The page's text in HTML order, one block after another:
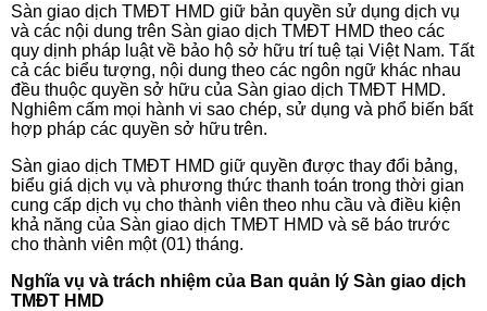
Sàn giao dịch TMĐT HMD giữ bản quyền sử dụng dịch vụ
và các nội dung trên Sàn giao dịch TMĐT HMD theo các
quy dịnh pháp luật về bảo hộ sở hữu trí tuệ tại Việt Nam. Tất
cả các biểu tượng, nội dung theo các ngôn ngữ khác nhau
đều thuộc quyền sở hữu của Sàn giao dịch TMĐT HMD.
Nghiêm cấm mọi hành vi sao chép, sử dụng và phổ biến bất
hợp pháp các quyền sở hữu trên.
Sàn giao dịch TMĐT HMD giữ quyền được thay đổi bảng,
biểu giá dịch vụ và phương thức thanh toán trong thời gian
cung cấp dịch vụ cho thành viên theo nhu cầu và điều kiện
khả năng của Sàn giao dịch TMĐT HMD và sẽ báo trước
cho thành viên một (01) tháng.
Nghĩa vụ và trách nhiệm của Ban quản lý Sàn giao dịch
TMĐT HMD